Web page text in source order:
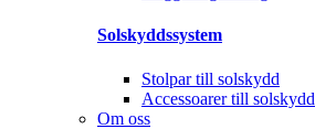
Solskyddssystem
Stolpar till solskydd
Accessoarer till solskydd
Om oss